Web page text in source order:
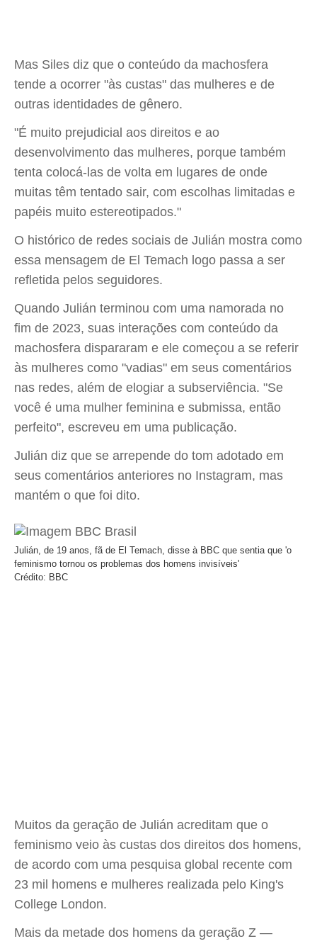
Mas Siles diz que o conteúdo da machosfera
tende a ocorrer "às custas" das mulheres e de
outras identidades de gênero.
"É muito prejudicial aos direitos e ao
desenvolvimento das mulheres, porque também
tenta colocá-las de volta em lugares de onde
muitas têm tentado sair, com escolhas limitadas e
papéis muito estereotipados."
O histórico de redes sociais de Julián mostra como
essa mensagem de El Temach logo passa a ser
refletida pelos seguidores.
Quando Julián terminou com uma namorada no
fim de 2023, suas interações com conteúdo da
machosfera dispararam e ele começou a se referir
às mulheres como "vadias" em seus comentários
nas redes, além de elogiar a subserviência. "Se
você é uma mulher feminina e submissa, então
perfeito", escreveu em uma publicação.
Julián diz que se arrepende do tom adotado em
seus comentários anteriores no Instagram, mas
mantém o que foi dito.
Julián, de 19 anos, fã de El Temach, disse à BBC que sentia que 'o
feminismo tornou os problemas dos homens invisíveis'
Crédito: BBC
Muitos da geração de Julián acreditam que o
feminismo veio às custas dos direitos dos homens,
de acordo com uma pesquisa global recente com
23 mil homens e mulheres realizada pelo King's
College London.
Mais da metade dos homens da geração Z —